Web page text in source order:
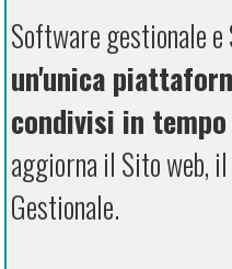
Software gestionale e
un'unica
condivisi in
aggiorna il Sito web,
Gestionale.